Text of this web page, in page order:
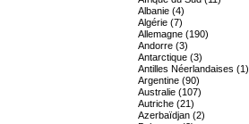
Albanie (4)
Algérie (7)
Allemagne (190)
Andorre (3)
Antarctique (3)
Antilles Néerlandaises (1)
Argentine (90)
Australie (107)
Autriche (21)
Azerbaïdjan (2)